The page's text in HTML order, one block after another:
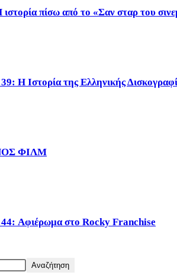
πίσω από το «Σαν σταρ του
Η Ιστορία της Ελληνικής
ΦΙΛΜ
Αφιέρωμα στο Rocky Franchise
Αναζήτηση